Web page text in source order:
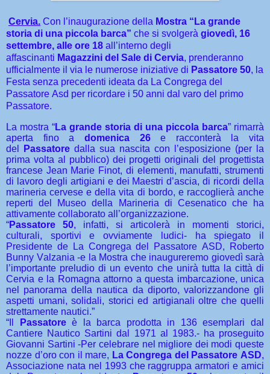
Cervia. Con l’inaugurazione della Mostra “La grande
storia di una piccola barca” che si svolgerà giovedì, 16
settembre, alle ore 18 all’interno degli
affascinanti Magazzini del Sale di Cervia, prenderanno
ufficialmente il via le numerose iniziative di Passatore 50, la
Festa senza precedenti ideata da La Congrega del
Passatore Asd per ricordare i 50 anni dal varo del primo
Passatore.
La mostra “La grande storia di una piccola barca” rimarrà
aperta fino a domenica 26e racconterà la vita
del
Passatore dalla sua nascita con l’esposizione (per la
prima volta al pubblico) dei progetti originali del progettista
francese Jean Marie Finot, di elementi, manufatti, strumenti
di lavoro degli artigiani e dei Maestri d’ascia, di ricordi della
marineria cervese e della vita di bordo, e raccoglierà anche
reperti del Museo della Marineria di Cesenatico che ha
attivamente collaborato all’organizzazione.
“Passatore 50, infatti, si articolerà in momenti storici,
culturali, sportivi e ovviamente ludici- ha spiegato il
Presidente de La Congrega del Passatore ASD, Roberto
Bunny Valzania -e la Mostra che inaugureremo giovedì sarà
l’importante preludio di un evento che unirà tutta la città di
Cervia e la Romagna attorno a questa imbarcazione, unica
nel panorama della nautica da diporto, valorizzandone gli
aspetti umani, solidali, storici ed artigianali oltre che quelli
strettamente nautici.”
“Il
Passatoreè la barca prodotta in 136 esemplari dal
Cantiere Nautico Sartini dal 1971 al 1983.- ha proseguito
Giovanni Sartini -Per celebrare nel migliore dei modi queste
nozze d’oro con il mare, La Congrega del Passatore ASD,
Associazione nata nel 1993 che raggruppa armatori e amici